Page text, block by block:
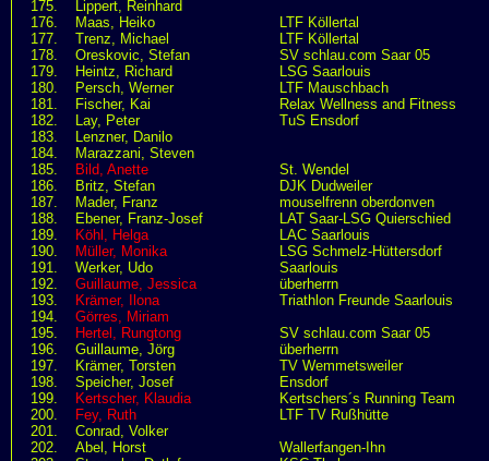
175.
Lippert, Reinhard
176.
Maas, Heiko
LTF Köllertal
177.
Trenz, Michael
LTF Köllertal
178.
Oreskovic, Stefan
SV schlau.com Saar 05
179.
Heintz, Richard
LSG Saarlouis
180.
Persch, Werner
LTF Mauschbach
181.
Fischer, Kai
Relax Wellness and Fitness
182.
Lay, Peter
TuS Ensdorf
183.
Lenzner, Danilo
184.
Marazzani, Steven
185.
Bild, Anette
St. Wendel
186.
Britz, Stefan
DJK Dudweiler
187.
Mader, Franz
mouselfrenn oberdonven
188.
Ebener, Franz-Josef
LAT Saar-LSG Quierschied
189.
Köhl, Helga
LAC Saarlouis
190.
Müller, Monika
LSG Schmelz-Hüttersdorf
191.
Werker, Udo
Saarlouis
192.
Guillaume, Jessica
überherrn
193.
Krämer, Ilona
Triathlon Freunde Saarlouis
194.
Görres, Miriam
195.
Hertel, Rungtong
SV schlau.com Saar 05
196.
Guillaume, Jörg
überherrn
197.
Krämer, Torsten
TV Wemmetsweiler
198.
Speicher, Josef
Ensdorf
199.
Kertscher, Klaudia
Kertschers´s Running Team
200.
Fey, Ruth
LTF TV Rußhütte
201.
Conrad, Volker
202.
Abel, Horst
Wallerfangen-Ihn